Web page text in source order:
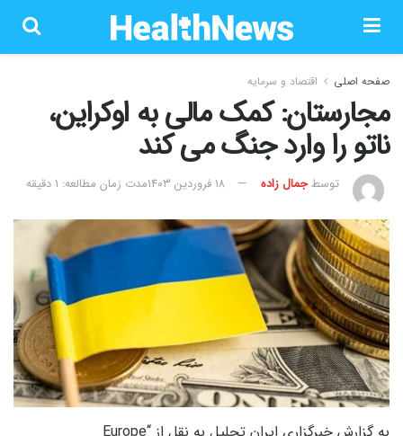
صفحه اصلی اقتصاد و سرمایه
مجارستان: کمک مالی به اوکراین،
ناتو را وارد جنگ می کند
توسطجمال زاده ۱۸ فروردین ۱۴۰۳ مدت زمان مطالعه: 1 دقیقه